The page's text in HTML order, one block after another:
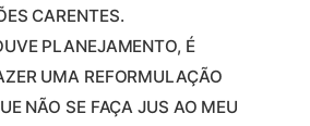
CARENTES.
PLANEJAMENTO, É
UMA REFORMULAÇÃO
NÃO SE FAÇA JUS AO MEU